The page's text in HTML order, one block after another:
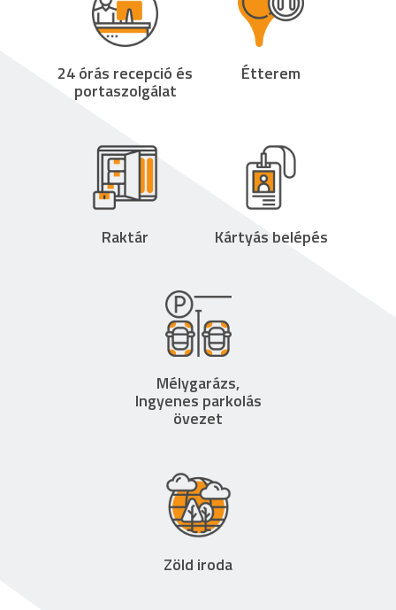
24 órás recepció és
portaszolgálat
Étterem
Raktár Kártyás belépés
Mélygarázs,
Ingyenes parkolás
övezet
Zöld iroda